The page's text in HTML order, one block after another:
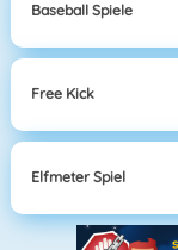
Baseball Spiele
Free Kick
Elfmeter Spiel